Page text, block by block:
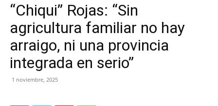
“Chiqui” Rojas: “Sin
agricultura familiar no hay
arraigo, ni una provincia
integrada en serio”
1 noviembre, 2025